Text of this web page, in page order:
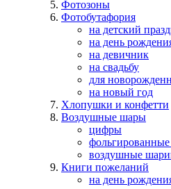
Фотозоны
Фотобутафория
на детский
на день
на девичник
на свадьбу
для
на новый год
Хлопушки и конфетти
Воздушные шары
цифры
воздушные
Книги пожеланий
на день